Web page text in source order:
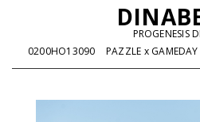
PROGENESIS
0200HO13090
PAZZLE x GAMEDAY